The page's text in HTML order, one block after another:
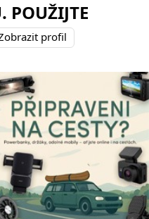
POUŽIJTE
profil